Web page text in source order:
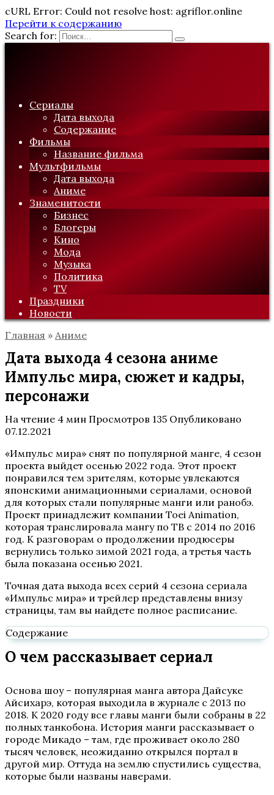
cURL Error: Could not resolve host: agriflor.online
Перейти к содержанию
Search for:
Сериалы
Дата выхода
Содержание
Фильмы
Название фильма
Мультфильмы
Дата выхода
Аниме
Знаменитости
Бизнес
Блогеры
Кино
Мода
Музыка
Политика
TV
Праздники
Новости
Главная » Аниме
Дата выхода 4 сезона аниме
Импульс мира, сюжет и кадры,
персонажи
На чтение 4 мин Просмотров 135 Опубликовано
07.12.2021
«Импульс мира» снят по популярной манге, 4 сезон
проекта выйдет осенью 2022 года. Этот проект
понравился тем зрителям, которые увлекаются
японскими анимационными сериалами, основой
для которых стали популярные манги или ранобэ.
Проект принадлежит компании Toei Animation,
которая транслировала мангу по ТВ с 2014 по 2016
год. К разговорам о продолжении продюсеры
вернулись только зимой 2021 года, а третья часть
была показана осенью 2021.
Точная дата выхода всех серий 4 сезона сериала
«Импульс мира» и трейлер представлены внизу
страницы, там вы найдете полное расписание.
Содержание
О чем рассказывает сериал
Основа шоу – популярная манга автора Дайсуке
Айсихарэ, которая выходила в журнале с 2013 по
2018. К 2020 году все главы манги были собраны в 22
полных танкобона. История манги рассказывает о
городе Микадо – там, где проживает около 280
тысяч человек, неожиданно открылся портал в
другой мир. Оттуда на землю спустились существа,
которые были названы наверами.